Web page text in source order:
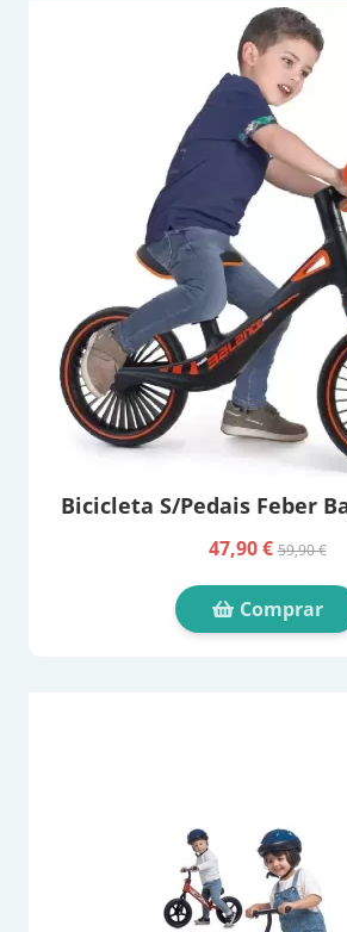
Bicicleta S/Pedais Feber
47,90 €59,90 €
Comprar